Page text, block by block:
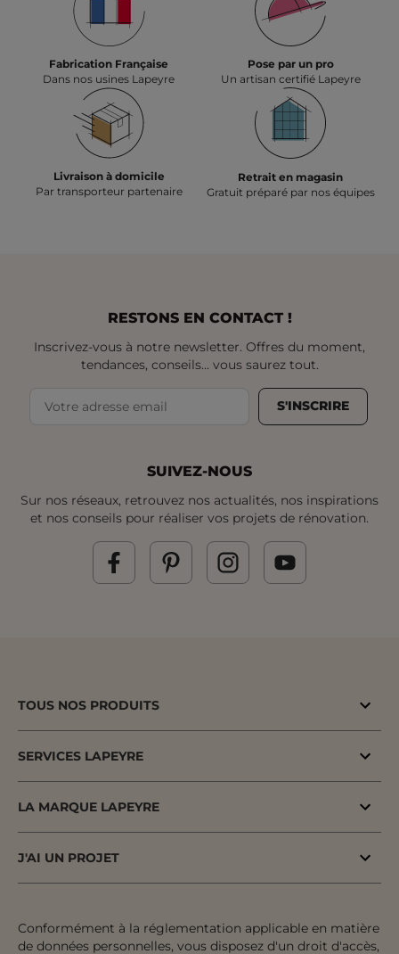
Fabrication Française
Dans nos usines Lapeyre
Pose par un pro
Un artisan certifié Lapeyre
Livraison à domicile
Par transporteur partenaire
Retrait en magasin
Gratuit préparé par nos équipes
RESTONS EN CONTACT !
Inscrivez-vous à notre newsletter. Offres du moment,
tendances, conseils... vous saurez tout.
S'INSCRIRE
SUIVEZ-NOUS
Sur nos réseaux, retrouvez nos actualités, nos inspirations
et nos conseils pour réaliser vos projets de rénovation.
TOUS NOS PRODUITS
Cuisine & Electroménager
Salle de bains & WC
Escalier, Rampe & Main-courante
Jardin & Extérieur
SERVICES LAPEYRE
Conseil à domicile
Conseil en magasin
Financement
LA MARQUE LAPEYRE
Engagements pour tous
J'AI UN PROJET
Inspiration & Tendances
Conformément à la réglementation applicable en matière
de données personnelles, vous disposez d'un droit d'accès,